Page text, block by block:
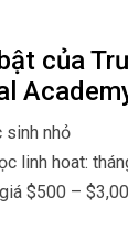
của
sinh nhỏ
linh hoat:
$500 –